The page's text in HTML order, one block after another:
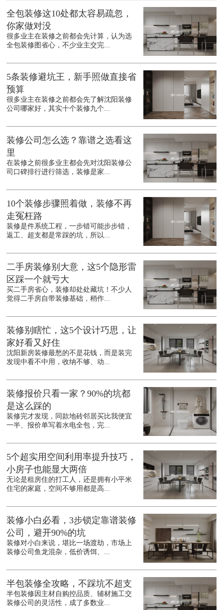
全包装修这10处都太容易疏忽，
你家做对没
很多业主在装修之前都会先计算，认为选
全包装修图省心，不少业主交完...
5条装修避坑王，新手照做直接省
预算
很多业主在装修之前都会先了解沈阳装修
公司哪家好，其实十个装修九个...
装修公司怎么选？靠谱之选看这
里
在装修之前很多业主都会先对沈阳装修公
司口碑排行进行筛选，装修是家...
10个装修步骤照着做，装修不再
走冤枉路
装修是件系统工程，一步错可能步步错，
返工、超支都是常踩的坑，所以...
二手房装修别大意，这5个隐形雷
区踩一个就亏大
买二手房省心，装修却处处藏坑！不少人
觉得二手房自带装修基础，稍作...
装修别瞎忙，这5个设计巧思，让
家好看又好住
沈阳新房装修最愁的不是花钱，而是装完
发现中看不中用，收纳不够、动...
装修报价只看一家？90%的坑都
是这么踩的
装修完才发现，同款地砖邻居买比我便宜
一半、报价单写着水电全包，完...
5个超实用空间利用率提升技巧，
小房子也能显大两倍
无论是租房住的打工人，还是拥有小平米
住宅的家庭，空间不够用都是高...
装修小白必看，3步锁定靠谱装修
公司，避开90%的坑
装修对小白来说，堪比一场渡劫，市场上
装修公司鱼龙混杂，低价诱饵、...
半包装修全攻略，不踩坑不超支
半包装修因主材自购控品质、辅材施工交
装修公司的灵活性，成了多数业...